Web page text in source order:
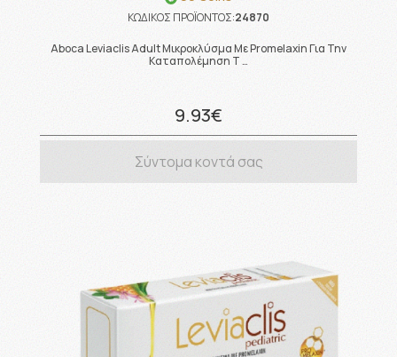
ΚΩΔΙΚΟΣ ΠΡΟΪΟΝΤΟΣ:24870
Aboca Leviaclis Adult Μικροκλύσμα Με Promelaxin Για Την
Καταπολέμηση Τ …
9.93€
Σύντομα κοντά σας